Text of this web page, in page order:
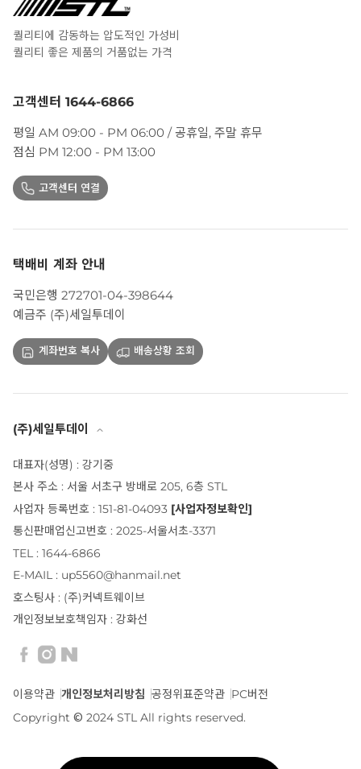
퀄리티에 감동하는 압도적인 가성비
퀄리티 좋은 제품의 거품없는 가격
고객센터 1644-6866
평일 AM 09:00 - PM 06:00 / 공휴일, 주말 휴무
점심 PM 12:00 - PM 13:00
고객센터 연결
택배비 계좌 안내
국민은행 272701-04-398644
예금주 (주)세일투데이
계좌번호 복사 배송상황 조회
(주)세일투데이
대표자(성명) : 강기중
본사 주소 : 서울 서초구 방배로 205, 6층 STL
사업자 등록번호 : 151-81-04093 [사업자정보확인]
통신판매업신고번호 : 2025-서울서초-3371
TEL : 1644-6866
E-MAIL : up5560@hanmail.net
호스팅사 : (주)커넥트웨이브
개인정보보호책임자 : 강화선
이용약관 개인정보처리방침 공정위표준약관 PC버전
Copyright © 2024 STL All rights reserved.